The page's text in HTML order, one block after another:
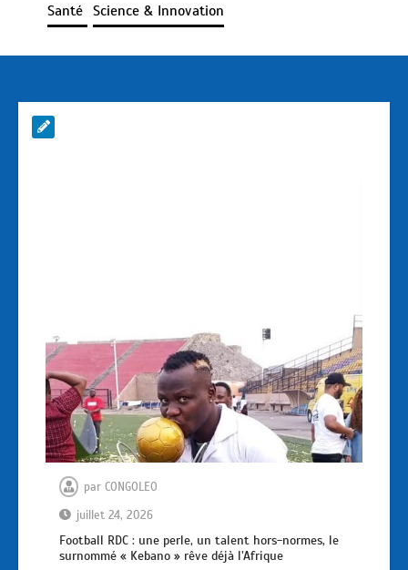
Santé Science & Innovation
par CONGOLEO
juillet 24, 2026
Football RDC : une perle, un talent hors-normes, le
surnommé « Kebano » rêve déjà l’Afrique